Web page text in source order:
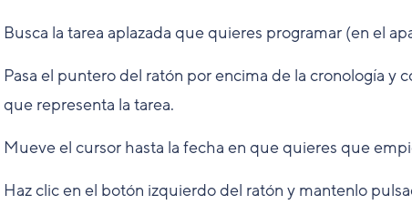
Busca la tarea aplazada que quieres programar (en el
Pasa el puntero del ratón por encima de la cronología y
que representa la tarea.
Mueve el cursor hasta la fecha en que quieres que
Haz clic en el botón izquierdo del ratón y mantenlo